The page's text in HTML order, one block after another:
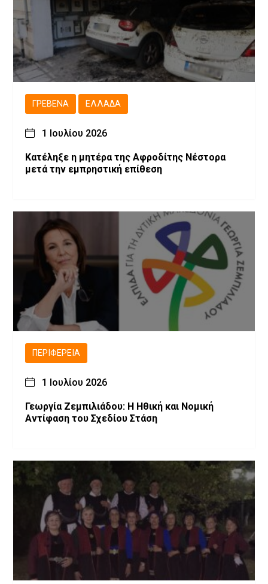
ΓΡΕΒΕΝΆ ΕΛΛΆΔΑ
1 Ιουλίου 2026
Κατέληξε η μητέρα της Αφροδίτης Νέστορα
μετά την εμπρηστική επίθεση
ΠΕΡΙΦΈΡΕΙΑ
1 Ιουλίου 2026
Γεωργία Ζεμπιλιάδου: Η Ηθική και Νομική
Αντίφαση του Σχεδίου Στάση